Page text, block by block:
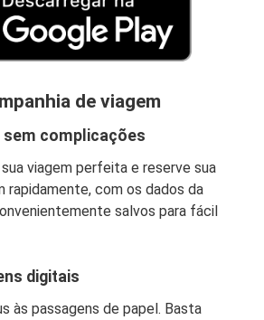
de viagem
sem complicações
viagem perfeita e reserve sua
rapidamente, com os dados da
salvos para fácil
digitais
às passagens de papel. Basta